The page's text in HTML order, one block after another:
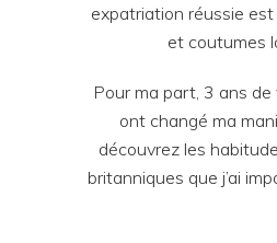
expatriation réussie est
et coutumes
Pour ma part, 3 ans
ont changé ma
découvrez les
britanniques que j’ai